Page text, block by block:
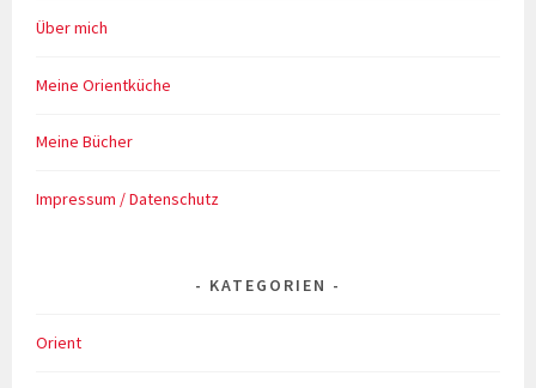
Über mich
Meine Orientküche
Meine Bücher
Impressum / Datenschutz
KATEGORIEN
Orient